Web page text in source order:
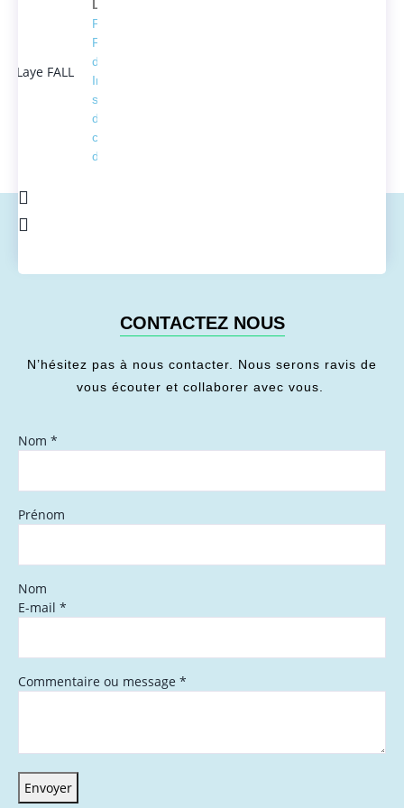
Laye FALL
Président
Fondateur
d'ACTEDUS,
Ingénieur
spécialisé
dans la
conversion
de l'énergie
CONTACTEZ NOUS
N’hésitez pas à nous contacter. Nous serons ravis de
vous écouter et collaborer avec vous.
Nom *
Prénom
Nom
E-mail *
Commentaire ou message *
Envoyer